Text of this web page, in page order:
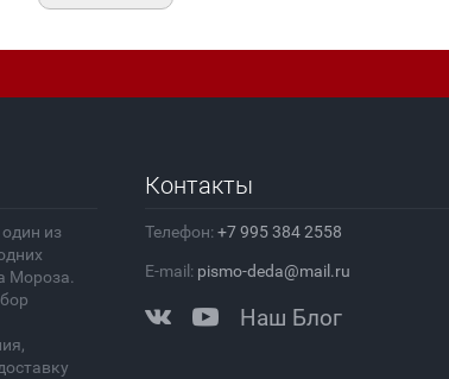
из
Мороза.
Контакты
Телефон:+7 995 384 2558
E-mail: pismo-deda@mail.ru
Наш Блог